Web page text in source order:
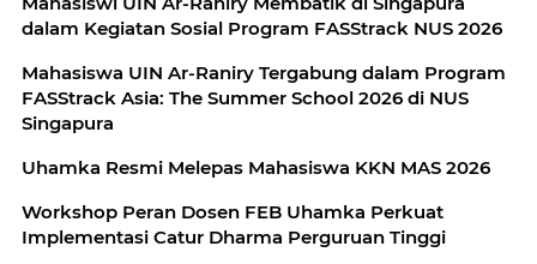
dalam Kegiatan Sosial Program FASStrack NUS 2026
Mahasiswa UIN Ar-Raniry Tergabung dalam Program
FASStrack Asia: The Summer School 2026 di NUS
Singapura
Uhamka Resmi Melepas Mahasiswa KKN MAS 2026
Workshop Peran Dosen FEB Uhamka Perkuat
Implementasi Catur Dharma Perguruan Tinggi